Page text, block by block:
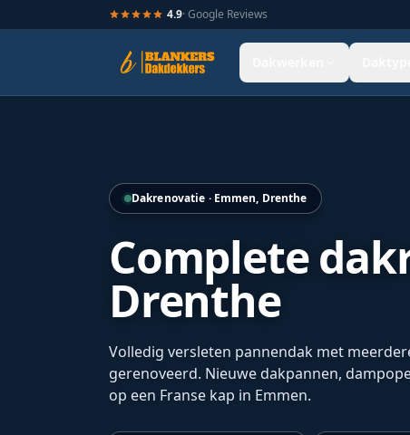
4.9· Google Reviews
Dakrenovatie · Emmen, Drenthe
Complete
Drenthe
Volledig versleten pannendak met
gerenoveerd. Nieuwe dakpannen,
op een Franse kap in Emmen.